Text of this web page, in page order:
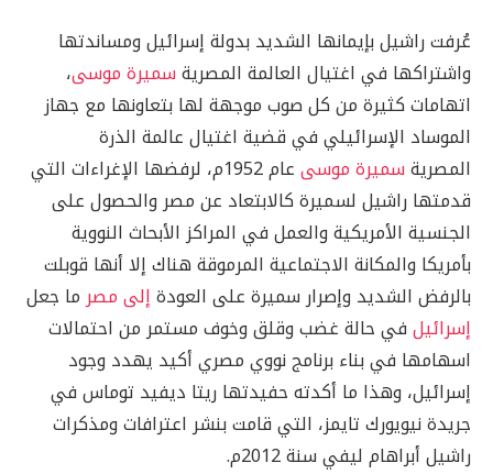
عُرفت راشيل بإيمانها الشديد بدولة إسرائيل ومساندتها
واشتراكها في اغتيال العالمة المصريةسميرة موسى،
اتهامات كثيرة من كل صوب موجهة لها بتعاونها مع جهاز
الموساد الإسرائيلي في قضية اغتيال عالمة الذرة
المصريةسميرة موسى
عام 1952م، لرفضها الإغراءات التي
قدمتها راشيل لسميرة كالابتعاد عن مصر والحصول على
الجنسية الأمريكية والعمل في المراكز الأبحاث النووية
بأمريكا والمكانة الاجتماعية المرموقة هناك إلا أنها قوبلت
بالرفض الشديد وإصرار سميرة على العودةإلى مصرما جعل
إسرائيلفي حالة غضب وقلق وخوف مستمر من احتمالات
اسهامها في بناء برنامج نووي مصري أكيد يهدد وجود
إسرائيل، وهذا ما أكدته حفيدتها ريتا ديفيد توماس في
جريدة نيويورك تايمز، التي قامت بنشر اعترافات ومذكرات
راشيل أبراهام ليفي سنة 2012م.